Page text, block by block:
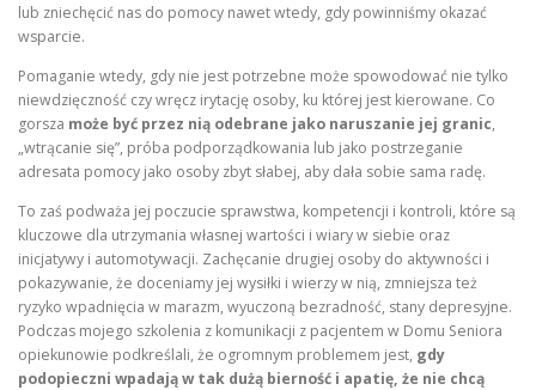
lub zniechęcić nas do pomocy nawet wtedy, gdy powinniśmy okazać
wsparcie.
Pomaganie wtedy, gdy nie jest potrzebne może spowodować nie tylko
niewdzięczność czy wręcz irytację osoby, ku której jest kierowane. Co
gorsza może być przez nią odebrane jako naruszanie jej granic,
„wtrącanie się”, próba podporządkowania lub jako postrzeganie
adresata pomocy jako osoby zbyt słabej, aby dała sobie sama radę.
To zaś podważa jej poczucie sprawstwa, kompetencji i kontroli, które są
kluczowe dla utrzymania własnej wartości i wiary w siebie oraz
inicjatywy i automotywacji. Zachęcanie drugiej osoby do aktywności i
pokazywanie, że doceniamy jej wysiłki i wierzy w nią, zmniejsza też
ryzyko wpadnięcia w marazm, wyuczoną bezradność, stany depresyjne.
Podczas mojego szkolenia z komunikacji z pacjentem w Domu Seniora
opiekunowie podkreślali, że ogromnym problemem jest, gdy
podopieczni wpadają w tak dużą bierność i apatię, że nie chcą